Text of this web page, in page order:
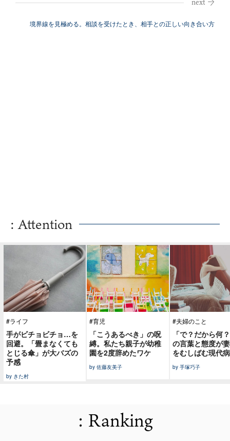
境界線を見極める。相談を受けたとき、相手との正しい向き合い方
: Attention
#ライフ
手がビチョビチョ…を
回避。「畳まなくても
とじる傘」が大バズの
予感
by きた村
#育児
「こうあるべき」の呪
縛。私たち親子が幼稚
園を2度辞めたワケ
by 佐藤友美子
#夫婦のこと
「で？だから何
の言葉と態度が
をむしばむ現代病
by 手塚巧子
: Ranking